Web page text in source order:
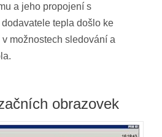
a jeho propojení s
tepla došlo ke
možnostech sledování a
obrazovek